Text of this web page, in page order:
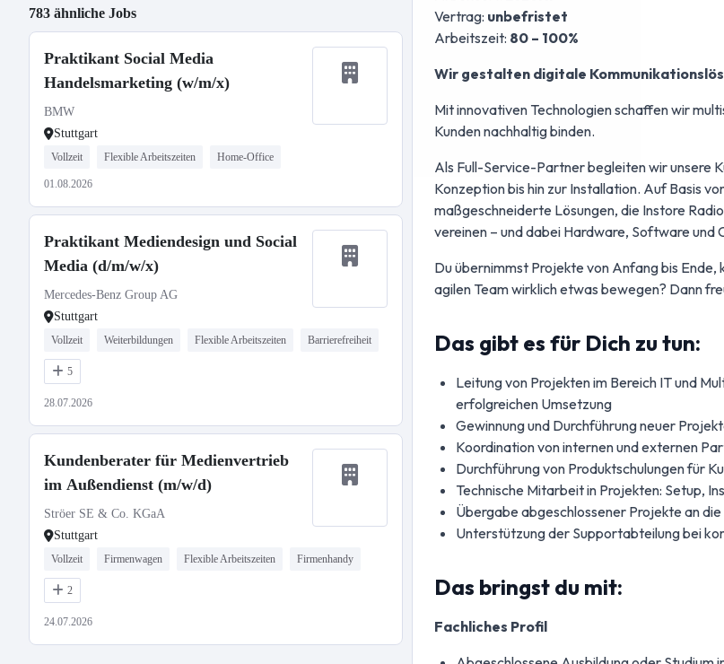
783 ähnliche Jobs
Praktikant Social Media
Handelsmarketing (w/m/x)
BMW
Stuttgart
Vollzeit Flexible Arbeitszeiten Home-Office
01.08.2026
Praktikant Mediendesign und Social
Media (d/m/w/x)
Mercedes-Benz Group AG
Stuttgart
Vollzeit Weiterbildungen Flexible Arbeitszeiten Barrierefreiheit
5
28.07.2026
Kundenberater für Medienvertrieb
im Außendienst (m/w/d)
Ströer SE & Co. KGaA
Stuttgart
Vollzeit Firmenwagen Flexible Arbeitszeiten Firmenhandy
2
24.07.2026